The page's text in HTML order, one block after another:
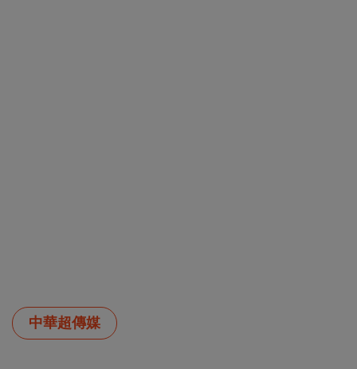
中華超傳媒